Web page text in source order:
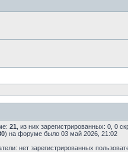
21 , из них зарегистрированных: 0, 0
) на форуме было 03 май 2026, 21:02
нет зарегистрированных